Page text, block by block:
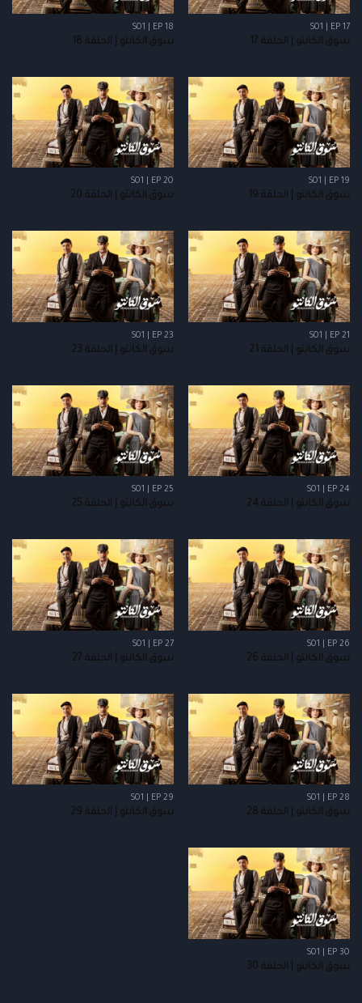
S01 | EP 17
سوق الكانتو | الحلقة 17
S01 | EP 18
سوق الكانتو | الحلقة 18
S01 | EP 19
سوق الكانتو | الحلقة 19
S01 | EP 20
سوق الكانتو | الحلقة 20
S01 | EP 21
سوق الكانتو | الحلقة 21
S01 | EP 23
سوق الكانتو | الحلقة 23
S01 | EP 24
سوق الكانتو | الحلقة 24
S01 | EP 25
سوق الكانتو | الحلقة 25
S01 | EP 26
سوق الكانتو | الحلقة 26
S01 | EP 27
سوق الكانتو | الحلقة 27
S01 | EP 28
سوق الكانتو | الحلقة 28
S01 | EP 29
سوق الكانتو | الحلقة 29
S01 | EP 30
سوق الكانتو | الحلقة 30